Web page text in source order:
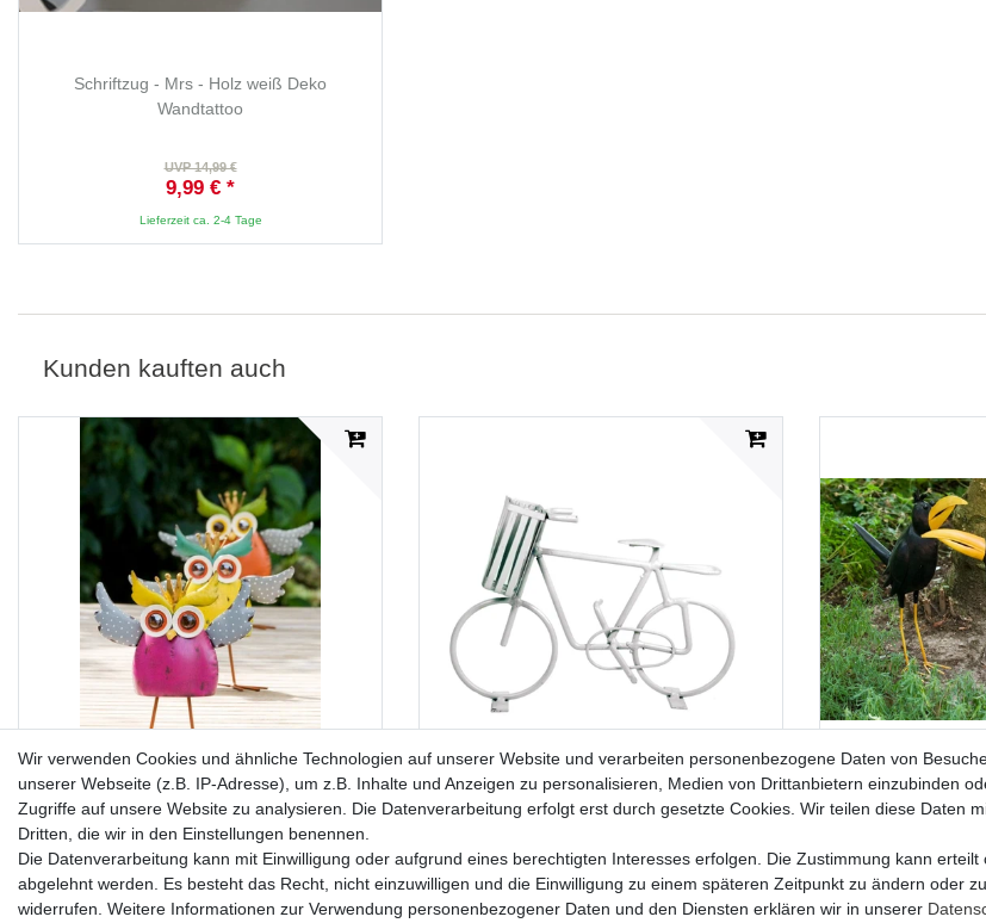
Schriftzug - Mrs - Holz weiß Deko
Wandtattoo
UVP 14,99 €
9,99 € *
Lieferzeit ca. 2-4 Tage
Kunden kauften auch
3er Set verrückte Eulen aus Metall Figur
Eule Uhu Vogel Garten TOP
59,99 € *
Deko Fahrrad mit Korb - Weiße Metalldeko -
18,99 € *
Vogelpaar Barney
Wir verwenden Cookies und ähnliche Technologien auf unserer Website und verarbeiten personenbezogene Daten von
unserer Webseite (z.B. IP-Adresse), um z.B. Inhalte und Anzeigen zu personalisieren, Medien von Drittanbietern einzubinden
Zugriffe auf unsere Website zu analysieren. Die Datenverarbeitung erfolgt erst durch gesetzte Cookies. Wir teilen diese Daten
Dritten, die wir in den Einstellungen benennen.
Die Datenverarbeitung kann mit Einwilligung oder aufgrund eines berechtigten Interesses erfolgen. Die Zustimmung kann erteilt
abgelehnt werden. Es besteht das Recht, nicht einzuwilligen und die Einwilligung zu einem späteren Zeitpunkt zu ändern oder zu
widerrufen. Weitere Informationen zur Verwendung personenbezogener Daten und den Diensten erklären wir in unserer